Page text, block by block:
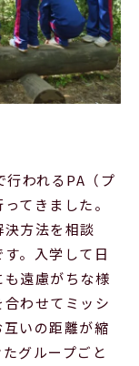
われるPA（プ
てきました。
方法を相談
。入学して日
遠慮がちな様
わせてミッシ
いの距離が縮
グループごと